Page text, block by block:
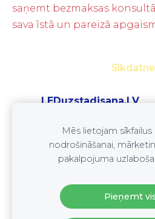
saņemt bezmaksas
sava īstā un pareizā
reģ. nr. 41203073845
Tel: +37125333352
E-pasts:
Mēs lietojam
nodrošināšanai,
pakalpojuma
Pieņemt